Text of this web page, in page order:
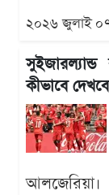
২০২৬ জুলাই
কীভাবে
আলজেরিয়া।